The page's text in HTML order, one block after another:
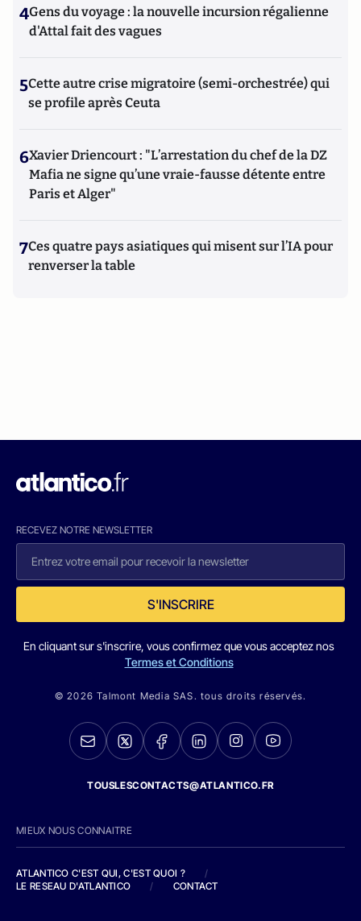
4Gens du voyage : la nouvelle incursion régalienne
d'Attal fait des vagues
5Cette autre crise migratoire (semi-orchestrée) qui
se profile après Ceuta
6Xavier Driencourt : "L’arrestation du chef de la DZ
Mafia ne signe qu’une vraie-fausse détente entre
Paris et Alger"
7Ces quatre pays asiatiques qui misent sur l’IA pour
renverser la table
RECEVEZ NOTRE NEWSLETTER
S'INSCRIRE
En cliquant sur s'inscrire, vous confirmez que vous acceptez nos
Termes et Conditions
© 2026 Talmont Media SAS. tous droits réservés.
TOUSLESCONTACTS@ATLANTICO.FR
MIEUX NOUS CONNAITRE
ATLANTICO C'EST QUI, C'EST QUOI ?
/
LE RESEAU D'ATLANTICO
/ CONTACT